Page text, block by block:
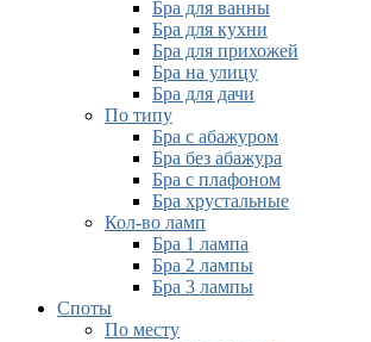
Бра для ванны
Бра для кухни
Бра для прихожей
Бра на улицу
Бра для дачи
По типу
Бра с абажуром
Бра без абажура
Бра с плафоном
Бра хрустальные
Кол-во ламп
Бра 1 лампа
Бра 2 лампы
Бра 3 лампы
Споты
По месту